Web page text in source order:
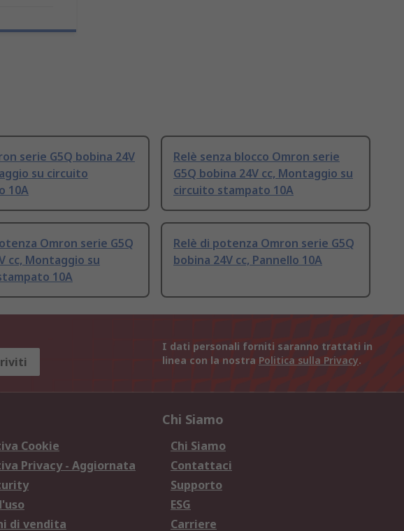
serie G5Q bobina 24V
su circuito
10A
Relè senza blocco Omron serie
G5Q bobina 24V cc, Montaggio su
circuito stampato 10A
Omron serie G5Q
cc, Montaggio su
10A
Relè di potenza Omron serie G5Q
bobina 24V cc, Pannello 10A
I dati personali forniti saranno trattati in
linea con la nostra Politica sulla Privacy.
Cookie
Privacy - Aggiornata
di vendita
Chi Siamo
Chi Siamo
Contattaci
Supporto
ESG
Carriere